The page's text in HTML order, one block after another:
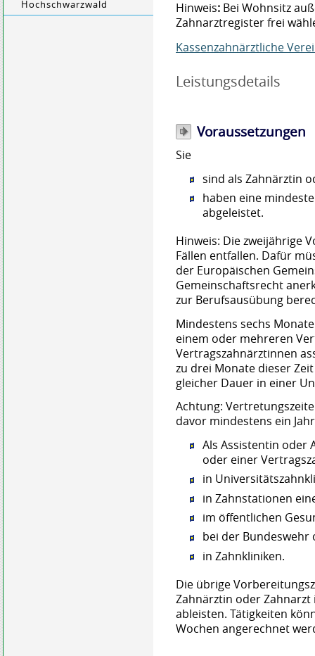
Hochschwarzwald
Hinweis: Bei Wohnsitz
Zahnarztregister frei
Kassenzahnärztliche
Leistungsdetails
Voraussetzungen
Sie
sind als Zahnärztin
haben eine
abgeleistet.
Hinweis: Die zweijährige
Fällen entfallen. Dafür
der Europäischen
Gemeinschaftsrecht
zur Berufsausübung
Mindestens sechs
einem oder mehreren
Vertragszahnärztinnen
zu drei Monate dieser
gleicher Dauer in einer
Achtung:
davor mindestens ein
Als Assistentin oder
oder einer
in
in Zahnstationen
im öffentlichen
bei der Bundeswehr
in Zahnkliniken.
Die übrige
Zahnärztin oder
ableisten. Tätigkeiten
Wochen angerechnet